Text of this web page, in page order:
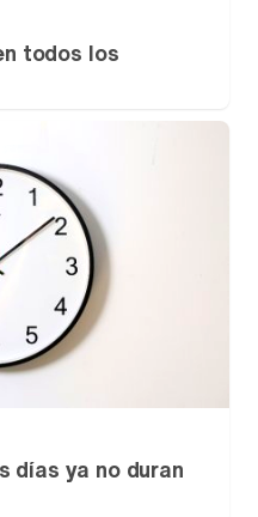
todos los
días ya no duran